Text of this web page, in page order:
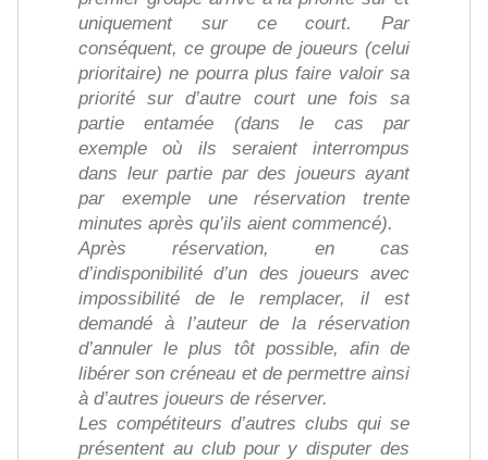
uniquement sur ce court. Par
conséquent, ce groupe de joueurs (celui
prioritaire) ne pourra plus faire valoir sa
priorité sur d’autre court une fois sa
partie entamée (dans le cas par
exemple où ils seraient interrompus
dans leur partie par des joueurs ayant
par exemple une réservation trente
minutes après qu’ils aient commencé).
Après réservation, en cas
d’indisponibilité d’un des joueurs avec
impossibilité de le remplacer, il est
demandé à l’auteur de la réservation
d’annuler le plus tôt possible, afin de
libérer son créneau et de permettre ainsi
à d’autres joueurs de réserver.
Les compétiteurs d’autres clubs qui se
présentent au club pour y disputer des